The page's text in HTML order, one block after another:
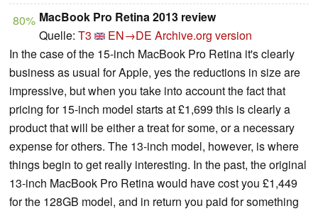
80% MacBook Pro Retina 2013 review
Quelle: T3 EN→DE Archive.org version
In the case of the 15-inch MacBook Pro Retina it's clearly
business as usual for Apple, yes the reductions in size are
impressive, but when you take into account the fact that
pricing for 15-inch model starts at £1,699 this is clearly a
product that will be either a treat for some, or a necessary
expense for others. The 13-inch model, however, is where
things begin to get really interesting. In the past, the original
13-inch MacBook Pro Retina would have cost you £1,449
for the 128GB model, and in return you paid for something